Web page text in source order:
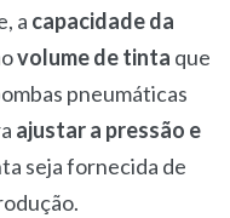
a capacidade da
volume de tinta que
pneumáticas
ajustar a pressão e
seja fornecida de